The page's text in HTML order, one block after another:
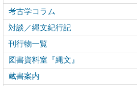
考古学コラム
対談／縄文紀行記
刊行物一覧
図書資料室『縄文』
蔵書案内